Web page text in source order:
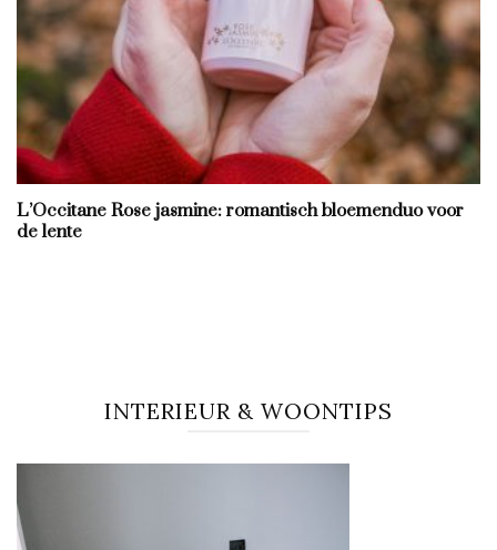
L’Occitane Rose jasmine: romantisch bloemenduo voor
de lente
INTERIEUR & WOONTIPS